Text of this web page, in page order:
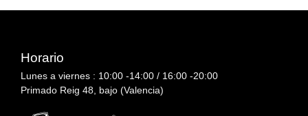
Horario
Lunes a viernes : 10:00 -14:00 / 16:00 -20:00
Primado Reig 48, bajo (Valencia)